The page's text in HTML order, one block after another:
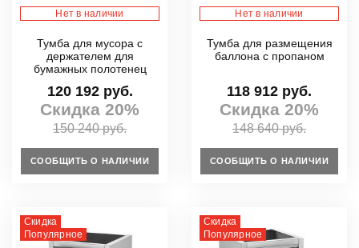
Нет в наличии
Тумба для мусора с
держателем для
бумажных полотенец
120 192 руб.
Скидка 20%
150 240 руб.
СООБЩИТЬ О НАЛИЧИИ
Нет в наличии
Тумба для размещения
баллона с пропаном
118 912 руб.
Скидка 20%
148 640 руб.
СООБЩИТЬ О НАЛИЧИИ
Скидка
Популярное
Скидка
Популярное